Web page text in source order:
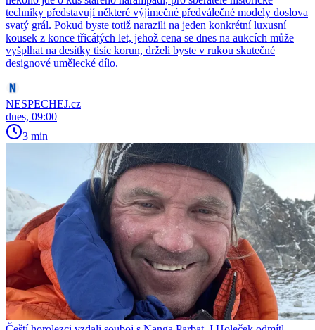
techniky představují některé výjimečné předválečné modely doslova
svatý grál. Pokud byste totiž narazili na jeden konkrétní luxusní
kousek z konce třicátých let, jehož cena se dnes na aukcích může
vyšplhat na desítky tisíc korun, drželi byste v rukou skutečné
designové umělecké dílo.
NESPECHEJ.cz
dnes, 09:00
3 min